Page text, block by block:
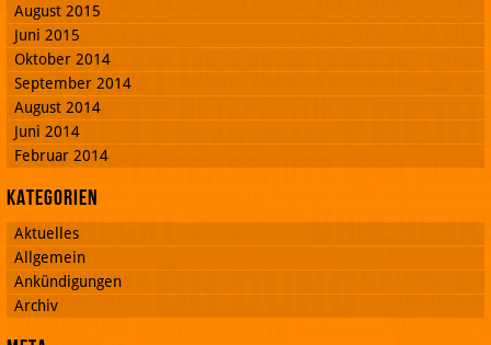
August 2015
Juni 2015
Oktober 2014
September 2014
August 2014
Juni 2014
Februar 2014
Kategorien
Aktuelles
Allgemein
Ankündigungen
Archiv